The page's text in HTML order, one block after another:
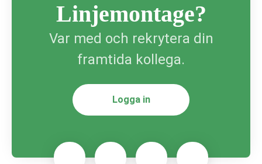
Linjemontage?
Var med och rekrytera din
framtida kollega.
Logga in